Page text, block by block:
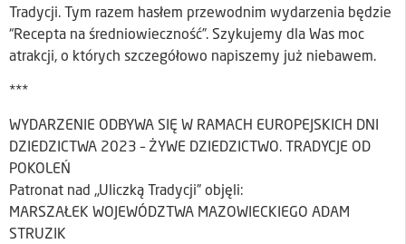
Tradycji. Tym razem hasłem przewodnim wydarzenia będzie
“Recepta na średniowieczność”. Szykujemy dla Was moc
atrakcji, o których szczegółowo napiszemy już niebawem.
***
WYDARZENIE ODBYWA SIĘ W RAMACH EUROPEJSKICH DNI
DZIEDZICTWA 2023 – ŻYWE DZIEDZICTWO. TRADYCJE OD
POKOLEŃ
Patronat nad „Uliczką Tradycji” objęli:
MARSZAŁEK WOJEWÓDZTWA MAZOWIECKIEGO ADAM
STRUZIK